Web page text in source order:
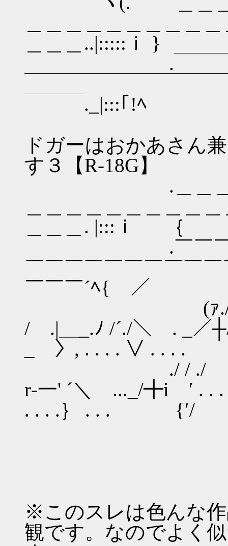
＿＿＿..|:::::ｉ }
.￣￣￣￣￣￣
￣￣￣._|:::｢!ﾍ
ドガーはおかあさん
す３【R-
.＿＿＿＿＿＿
＿＿＿. |:::ｉ ｛
.￣￣￣￣￣￣
￣￣￣￣￣￣￣￣￣
￣￣￣´ﾍ{ ／
(ｧ./ ./
/ .|＿_.ﾉ /´./
_ 〉, . . . . ∨ . . . .
./ / ./
r‐一' ´＼ ..._/
. . . .｝ . . . {′/
※このスレは色んな
観です。なのでよく